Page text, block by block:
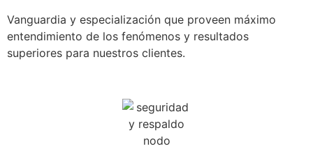
Vanguardia y especialización que proveen máximo
entendimiento de los fenómenos y resultados
superiores para nuestros clientes.